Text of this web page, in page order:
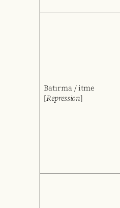
Batırma / itme
[Repression]